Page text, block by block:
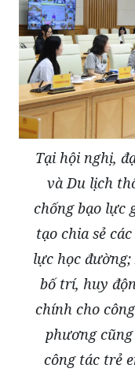
Tại hội nghị,
và Du lịch
chống bạo lực
tạo chia sẻ
lực học đường;
bố trí, huy
chính cho
phương
công tác trẻ